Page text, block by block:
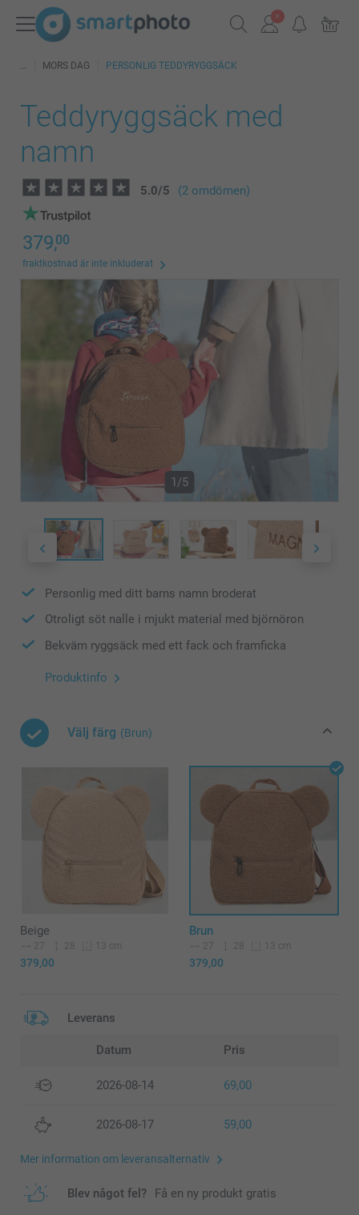
MORS DAG PERSONLIG TEDDYRYGGSÄCK
Teddyryggsäck med
namn
5.0/5 (2 omdömen)
379,00
fraktkostnad är inte inkluderat
1/5
Personlig med ditt barns namn broderat
Otroligt söt nalle i mjukt material med björnöron
Bekväm ryggsäck med ett fack och framficka
Produktinfo
Välj färg (Brun)
Beige
27 28 13 cm
379,00
Brun
27 28 13 cm
379,00
Leverans
Datum Pris
2026-08-14 69,00
2026-08-17 59,00
Mer information om leveransalternativ
Blev något fel? Få en ny produkt gratis